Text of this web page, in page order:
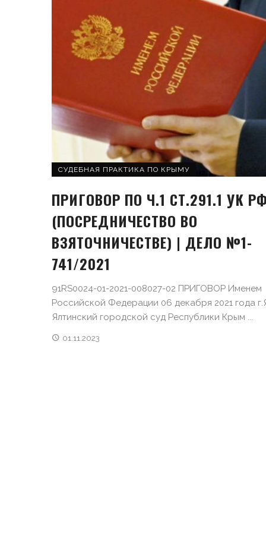
СУДЕБНАЯ ПРАКТИКА ПО КРЫМУ
ПРИГОВОР ПО Ч.1 СТ.291.1 УК
(ПОСРЕДНИЧЕСТВО ВО
ВЗЯТОЧНИЧЕСТВЕ) | ДЕЛО №1-
741/2021
91RS0024-01-2021-008027-02 ПРИГОВОР Именем
Российской Федерации 06 декабря 2021 года
Ялтинский городской суд Республики Крым ...
01.11.2023